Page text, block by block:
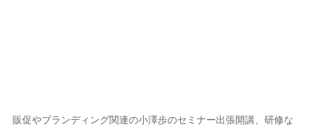
販促やブランディング関連の小澤歩のセミナー出張開講、研修な